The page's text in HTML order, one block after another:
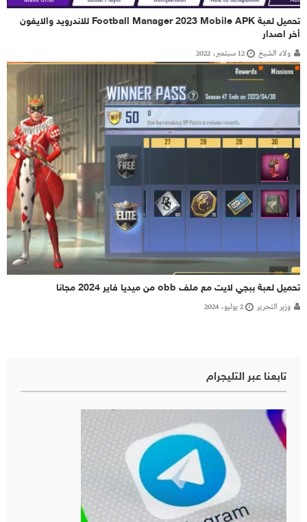
تحميل لعبة Football Manager 2023 Mobile APK للاندرويد والايفون
أخر اصدار
ولاء الشيخ 12 سبتمبر، 2022
تحميل لعبة ببجي لايت مع ملف obb من ميديا فاير 2024 مجانا
وزير التحرير 2 يوليو، 2024
تابعنا عبر التليجرام